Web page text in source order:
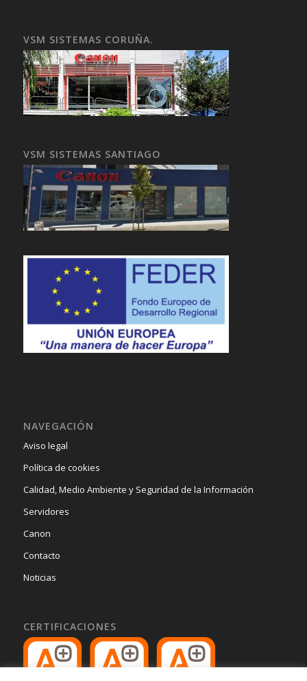
VSM SISTEMAS CORUÑA.
VSM SISTEMAS SANTIAGO
NAVEGACIÓN
Aviso legal
Política de cookies
Calidad, Medio Ambiente y Seguridad de la Información
Servidores
Canon
Contacto
Noticias
CERTIFICACIONES